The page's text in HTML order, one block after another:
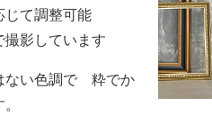
じて調整可能
影しています
ない色調で 粋でか